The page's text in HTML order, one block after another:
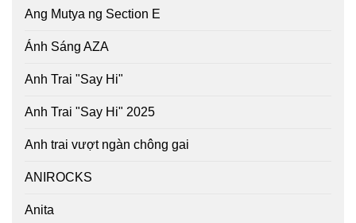
Ang Mutya ng Section E
Ánh Sáng AZA
Anh Trai "Say Hi"
Anh Trai "Say Hi" 2025
Anh trai vượt ngàn chông gai
ANIROCKS
Anita